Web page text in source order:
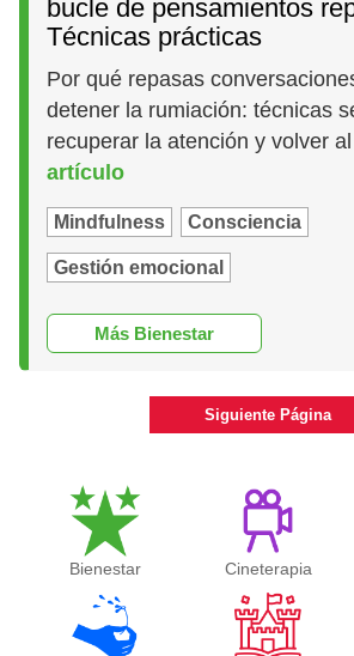
bucle de pensamientos
Técnicas prácticas
Por qué repasas
detener la rumiación: técnicas
recuperar la atención y volver
artículo
Mindfulness Consciencia
Gestión emocional
Más Bienestar
Siguiente Página
Bienestar Cineterapia